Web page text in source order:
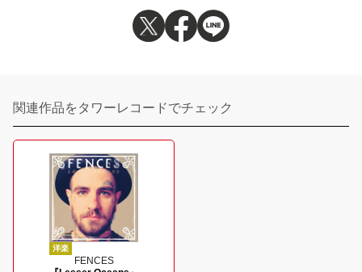
関連作品をタワーレコードでチェック
洋楽
FENCES